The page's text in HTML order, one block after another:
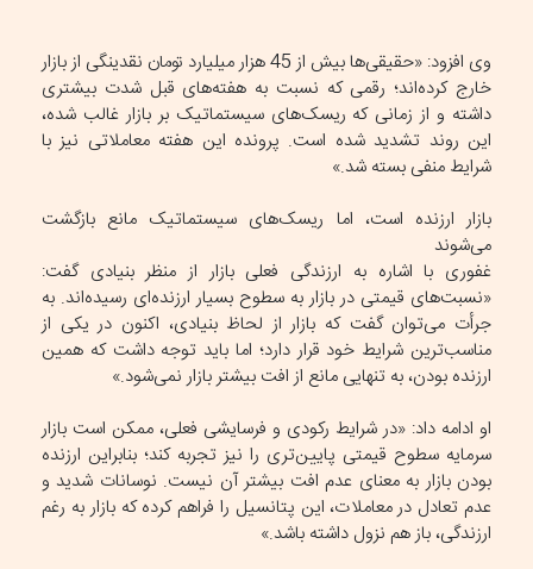
وی افزود: «حقیقی‌ها بیش از 45 هزار میلیارد تومان نقدینگی از بازار
خارج کرده‌اند؛ رقمی که نسبت به هفته‌های قبل شدت بیشتری
داشته و از زمانی که ریسک‌های سیستماتیک بر بازار غالب شده،
این روند تشدید شده است. پرونده این هفته معاملاتی نیز با
شرایط منفی بسته شد.»
بازار ارزنده است، اما ریسک‌های سیستماتیک مانع بازگشت
می‌شوند
غفوری با اشاره به ارزندگی فعلی بازار از منظر بنیادی گفت:
«نسبت‌های قیمتی در بازار به سطوح بسیار ارزنده‌ای رسیده‌اند. به
جرأت می‌توان گفت که بازار از لحاظ بنیادی، اکنون در یکی از
مناسب‌ترین شرایط خود قرار دارد؛ اما باید توجه داشت که همین
ارزنده بودن، به تنهایی مانع از افت بیشتر بازار نمی‌شود.»
او ادامه داد: «در شرایط رکودی و فرسایشی فعلی، ممکن است بازار
سرمایه سطوح قیمتی پایین‌تری را نیز تجربه کند؛ بنابراین ارزنده
بودن بازار به معنای عدم افت بیشتر آن نیست. نوسانات شدید و
عدم تعادل در معاملات، این پتانسیل را فراهم کرده که بازار به رغم
ارزندگی، باز هم نزول داشته باشد.»